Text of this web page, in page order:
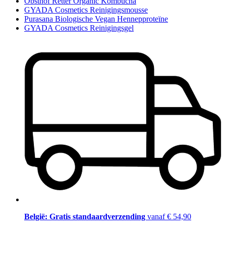
GYADA Cosmetics Reinigingsmousse
Purasana Biologische Vegan Hennepproteïne
GYADA Cosmetics Reinigingsgel
België: Gratis standaardverzending vanaf € 54,90